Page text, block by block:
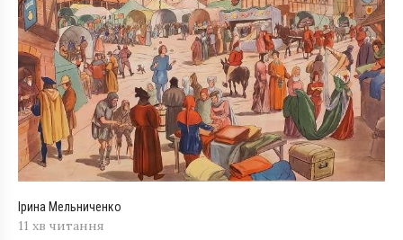
Ірина Мельниченко
11 хв читання